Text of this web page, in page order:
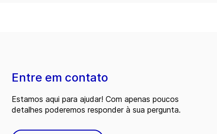
Entre em contato
Estamos aqui para ajudar! Com apenas poucos
detalhes poderemos responder à sua pergunta.